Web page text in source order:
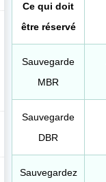
Ce qui doit
être réservé
Sauvegarde
MBR
Sauvegarde
DBR
Sauvegardez